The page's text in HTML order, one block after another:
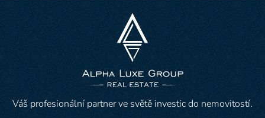
Váš profesionální partner ve světě investic do nemovitostí.